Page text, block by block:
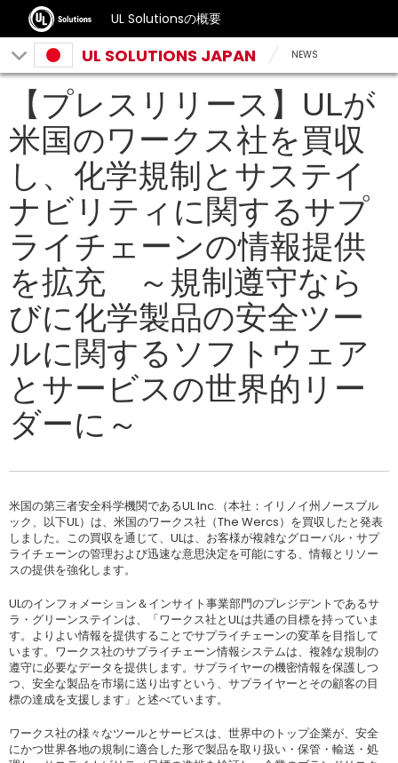
UL Solutionsの概要
UL SOLUTIONS JAPAN NEWS
【プレスリリース】ULが
米国のワークス社を買収
し、化学規制とサステイ
ナビリティに関するサプ
ライチェーンの情報提供
を拡充 ～規制遵守なら
びに化学製品の安全ツー
ルに関するソフトウェア
とサービスの世界的リー
ダーに～
米国の第三者安全科学機関であるUL Inc.（本社：イリノイ州ノースブル
ック、以下UL）は、米国のワークス社（The Wercs）を買収したと発表
しました。この買収を通じて、ULは、お客様が複雑なグローバル・サプ
ライチェーンの管理および迅速な意思決定を可能にする、情報とリソー
スの提供を強化します。
ULのインフォメーション＆インサイト事業部門のプレジデントであるサ
ラ・グリーンステインは、「ワークス社とULは共通の目標を持っていま
す。よりよい情報を提供することでサプライチェーンの変革を目指して
います。ワークス社のサプライチェーン情報システムは、複雑な規制の
遵守に必要なデータを提供します。サプライヤーの機密情報を保護しつ
つ、安全な製品を市場に送り出すという、サプライヤーとその顧客の目
標の達成を支援します」と述べています。
ワークス社の様々なツールとサービスは、世界中のトップ企業が、安全
にかつ世界各地の規制に適合した形で製品を取り扱い・保管・輸送・処